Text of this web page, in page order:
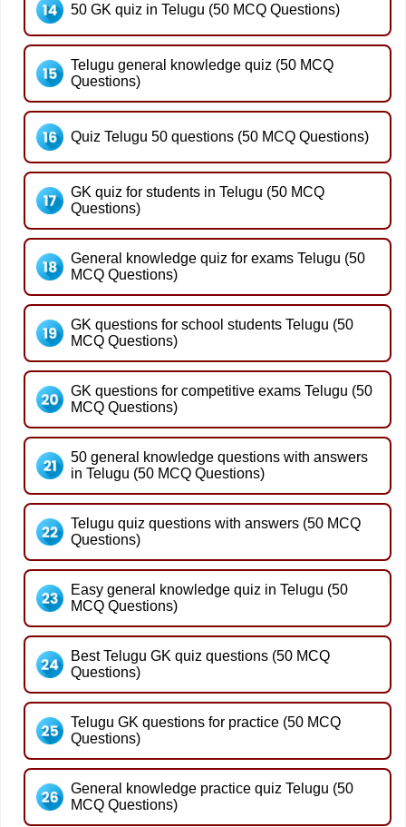
50 GK quiz in Telugu (50 MCQ Questions)
Telugu general knowledge quiz (50 MCQ
Questions)
Quiz Telugu 50 questions (50 MCQ Questions)
GK quiz for students in Telugu (50 MCQ
Questions)
General knowledge quiz for exams Telugu (50
MCQ Questions)
GK questions for school students Telugu (50
MCQ Questions)
GK questions for competitive exams Telugu (50
MCQ Questions)
50 general knowledge questions with answers
in Telugu (50 MCQ Questions)
Telugu quiz questions with answers (50 MCQ
Questions)
Easy general knowledge quiz in Telugu (50
MCQ Questions)
Best Telugu GK quiz questions (50 MCQ
Questions)
Telugu GK questions for practice (50 MCQ
Questions)
General knowledge practice quiz Telugu (50
MCQ Questions)